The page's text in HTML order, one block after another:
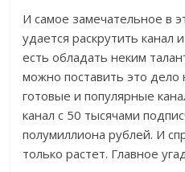
И самое замечательное в
удается раскрутить канал
есть обладать неким
можно поставить это дело
готовые и популярные
канал с 50 тысячами
полумиллиона рублей. И
только растет. Главное